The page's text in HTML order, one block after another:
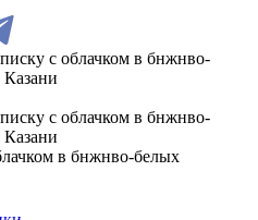
в бнжнво-белых